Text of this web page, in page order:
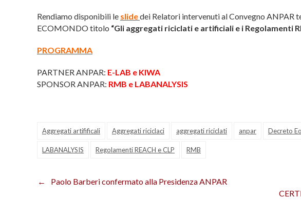
Rendiamo disponibili le slidedei Relatori intervenuti al Convegno ANPAR
ECOMONDO titolo “Gli aggregati riciclati e artificiali e i Regolamenti
PROGRAMMA
PARTNER ANPAR: E-LAB e KIWA
SPONSOR ANPAR: RMB e LABANALYSIS
Aggregati artifificali Aggregati riciclaci aggregati riciclati anpar Decreto
LABANALYSIS Regolamenti REACH e CLP RMB
Navigazione
Paolo Barberi confermato alla Presidenza ANPAR